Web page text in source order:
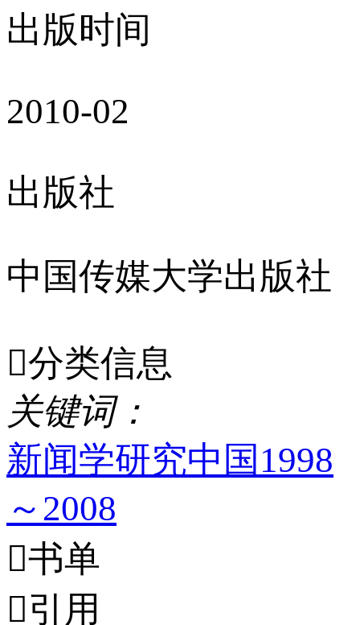
出版时间
2010-02
出版社
中国传媒大学出版社
分类信息
关键词：
新闻学研究中国 1998
～2008
书单
引用